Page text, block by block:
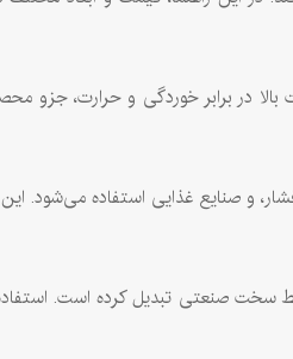
در برابر خوردگی و حرارت، جزو
صنایع غذایی استفاده می‌شود. این
سخت صنعتی تبدیل کرده است. استفاده